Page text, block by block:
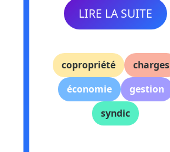
LIRE LA SUITE
copropriété
charges
économie
gestion
syndic